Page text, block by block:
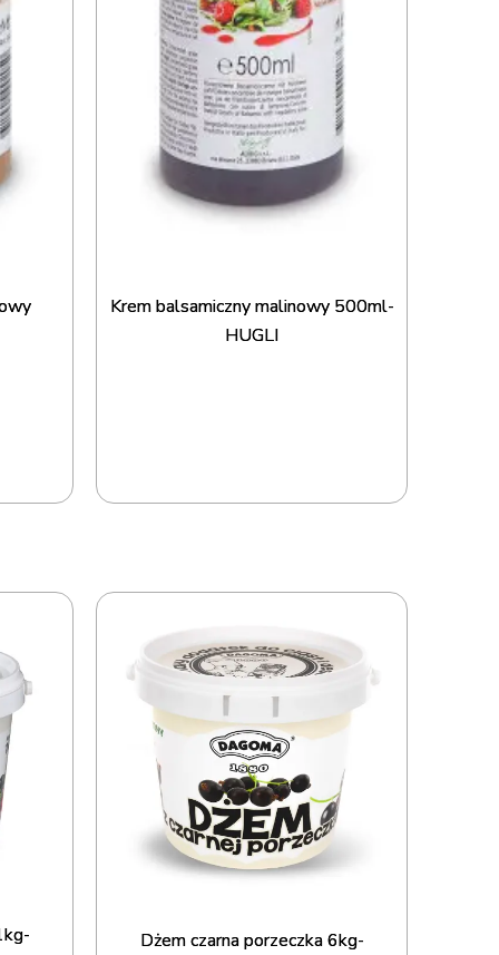
Krem balsamiczny malinowy 500ml-
HUGLI
Dżem czarna porzeczka 6kg-